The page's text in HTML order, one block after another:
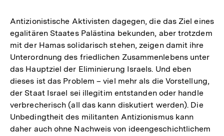
Antizionistische Aktivisten dagegen, die das Ziel eines
egalitären Staates Palästina bekunden, aber trotzdem
mit der Hamas solidarisch stehen, zeigen damit ihre
Unterordnung des friedlichen Zusammenlebens unter
das Hauptziel der Eliminierung Israels. Und eben
dieses ist das Problem – viel mehr als die Vorstellung,
der Staat Israel sei illegitim entstanden oder handle
verbrecherisch (all das kann diskutiert werden). Die
Unbedingtheit des militanten Antizionismus kann
daher auch ohne Nachweis von ideengeschichtlichem
Zum